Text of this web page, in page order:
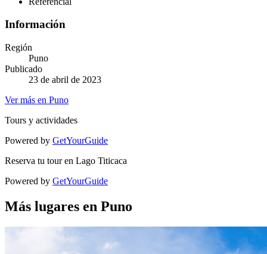
Información
Región
Puno
Publicado
23 de abril de 2023
Ver más en Puno
Tours y actividades
Powered by GetYourGuide
Reserva tu tour en Lago Titicaca
Powered by GetYourGuide
Más lugares en Puno